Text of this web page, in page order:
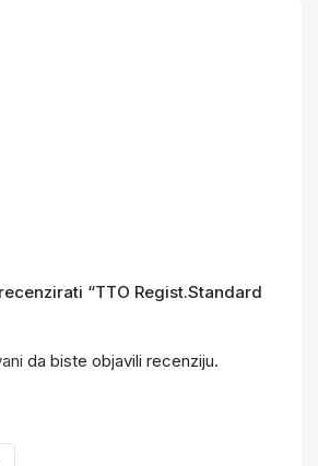
“TTO Regist.Standard
da biste objavili recenziju.